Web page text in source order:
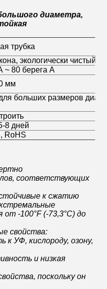
диаметра,
трубка
экологически чистый
~ 80 берега А
мм
больших размеров
8 дней
RoHS
соответствующих
к сжатию
-100°F (-73,3°C) до
свойства:
к УФ, кислороду, озону,
и низкая
поскольку он